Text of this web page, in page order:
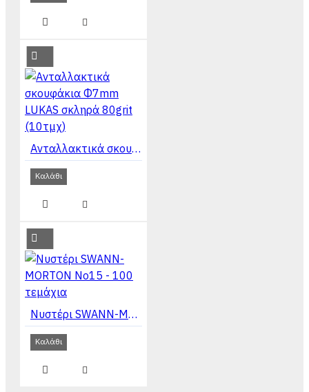
Ανταλλακτικά σκουφάκια Φ7mm LUKAS σκληρά 80grit (10τμχ)
Καλάθι
Νυστέρι SWANN-MORTON Νο15 - 100 τεμάχια
Καλάθι